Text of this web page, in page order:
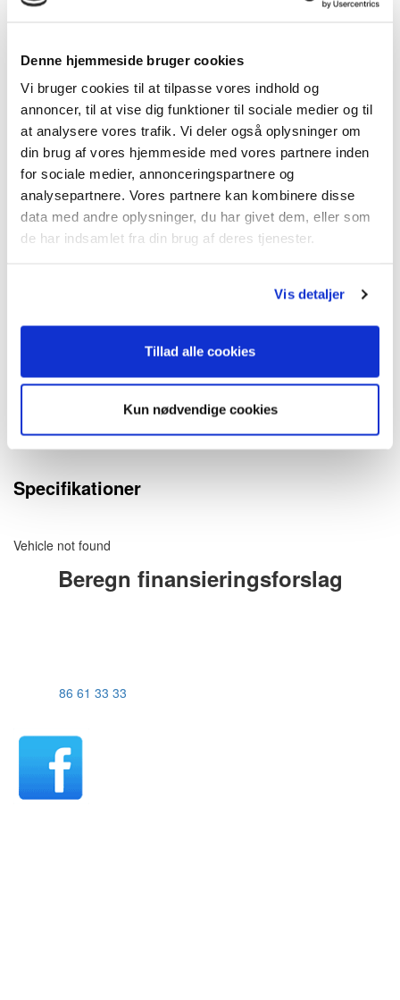
Denne hjemmeside bruger cookies
Vi bruger cookies til at tilpasse vores indhold og
annoncer, til at vise dig funktioner til sociale medier og til
at analysere vores trafik. Vi deler også oplysninger om
din brug af vores hjemmeside med vores partnere inden
for sociale medier, annonceringspartnere og
analysepartnere. Vores partnere kan kombinere disse
data med andre oplysninger, du har givet dem, eller som
de har indsamlet fra din brug af deres tjenester.
Vis detaljer
Tillad alle cookies
Kun nødvendige cookies
Kontantpris
BrændstofVehicle not
found
Vehicle not found
Km/l
Geartype Vehicle not
found
Vehicle not found
Farve
Bilen befinder sig her:
Vehicle not found
Udstyr
Vehicle not found
Specifikationer
Vehicle not found
Beregn finansieringsforslag
86 61 33 33